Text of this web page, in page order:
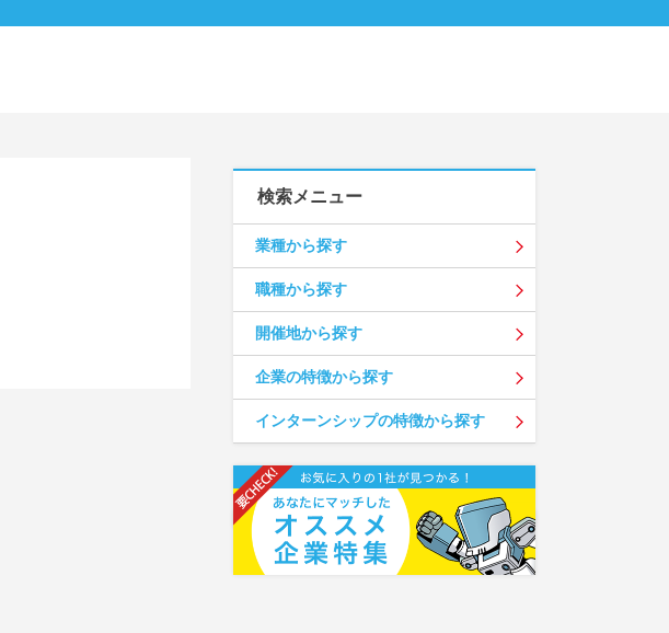
検索メニュー
業種から探す
職種から探す
開催地から探す
企業の特徴から探す
インターンシップの特徴から探す